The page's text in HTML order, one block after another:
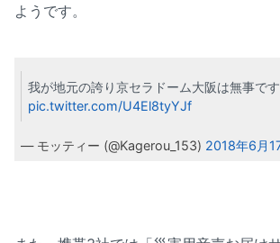
ようです。
我が地元の誇り京セラドーム大阪は無事です
pic.twitter.com/U4El8tyYJf
— モッティー (@Kagerou_153) 2018年6月